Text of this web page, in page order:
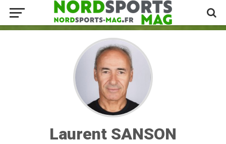
Laurent SANSON